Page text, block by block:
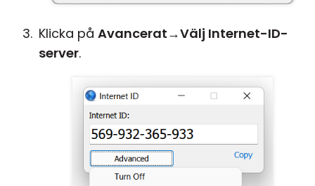
Klicka på Avancerat→Välj Internet-ID-
server.